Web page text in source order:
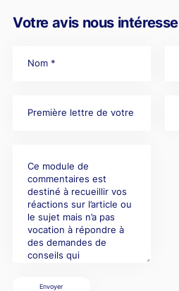
Votre avis nous intéresse
Envoyer